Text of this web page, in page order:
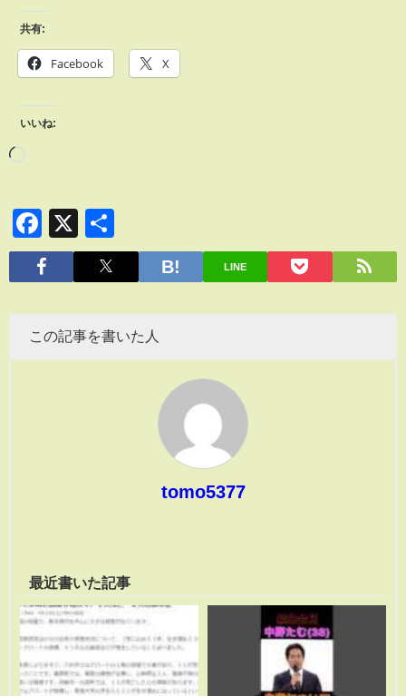
共有:
Facebook X
いいね:
Facebook
X
有
LINE
この記事を書いた人
tomo5377
最近書いた記事